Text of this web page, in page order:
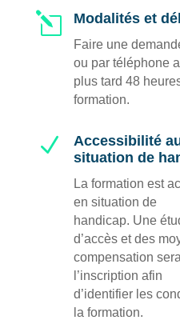
l Modalités et
Faire une
ou par téléphone
plus tard 48
formation.
N
Accessibilité
situation de
La formation est
en situation de
handicap. Une
d’accès et des
compensation
l’inscription afin
d’identifier les
la formation.